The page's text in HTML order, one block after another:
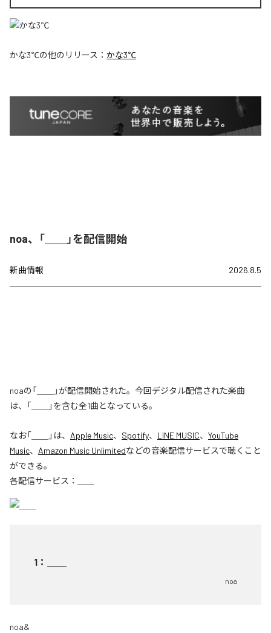
かな3℃の他のリリース： かな3℃
noa、「＿＿」を配信開始
新曲情報 2026.8.5
noaの「＿＿」が配信開始された。今回デジタル配信された楽曲
は、「＿＿」を含む全1曲となっている。
なお「 」は、 Apple Music、 Spotify、 LINE MUSIC、 YouTube
Music、 Amazon Music Unlimitedなどの音楽配信サービスで聴くこと
ができる。
各配信サービス：
1 ：
noa
noa&